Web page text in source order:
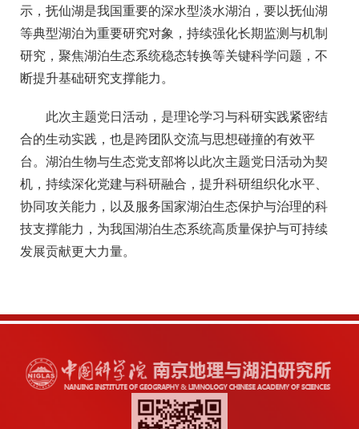
示，抚仙湖是我国重要的深水型淡水湖泊，要以抚仙湖
等典型湖泊为重要研究对象，持续强化长期监测与机制
研究，聚焦湖泊生态系统稳态转换等关键科学问题，不
断提升基础研究支撑能力。
此次主题党日活动，是理论学习与科研实践紧密结
合的生动实践，也是跨团队交流与思想碰撞的有效平
台。湖泊生物与生态党支部将以此次主题党日活动为契
机， 持续深化党建与科研融合， 提升科研组织化水平、
协同攻关能力，以及服务国家湖泊生态保护与治理的科
技支撑能力 ，为我国湖泊生态系统高质量保护与可持续
发展贡献更大力量。